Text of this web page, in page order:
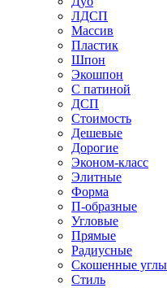
ЛДСП
Массив
Пластик
Шпон
Экошпон
С патиной
ДСП
Стоимость
Дешевые
Дорогие
Эконом-класс
Элитные
Форма
П-образные
Угловые
Прямые
Радиусные
Скошенные углы
Стиль